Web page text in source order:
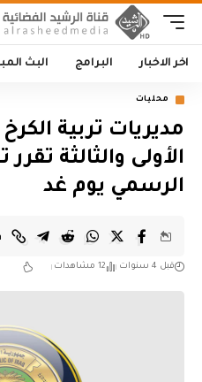
اخر الاخبار البرامج البث
محليات
مديريات تربية الكرخ
الأولى والثالثة
الرسمي يوم غد
قبل 4 سنوات 12 مشاهدات